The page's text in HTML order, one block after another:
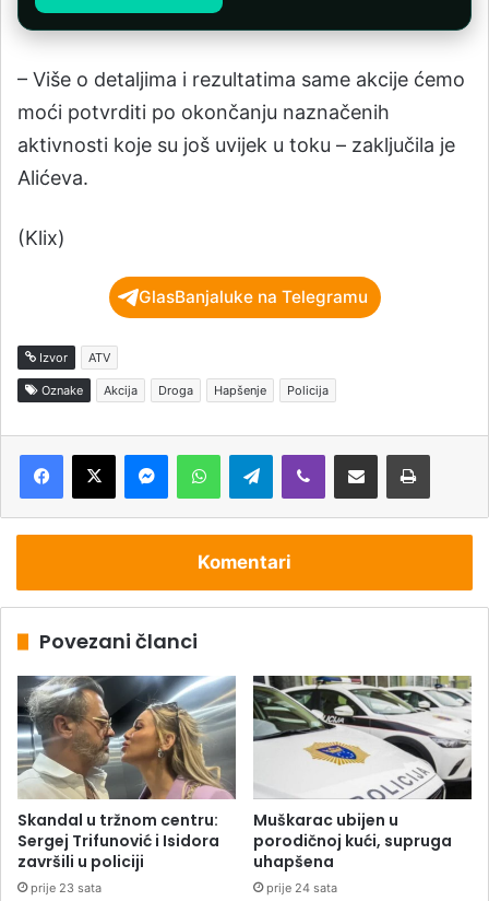
– Više o detaljima i rezultatima same akcije ćemo
moći potvrditi po okončanju naznačenih
aktivnosti koje su još uvijek u toku – zaključila je
Alićeva.
(Klix)
GlasBanjaluke na Telegramu
Izvor ATV
Oznake Akcija Droga Hapšenje Policija
Telegram
Komentari
Povezani članci
Skandal u tržnom centru:
Sergej Trifunović i Isidora
završili u policiji
prije 23 sata
Muškarac ubijen u
porodičnoj kući, supruga
uhapšena
prije 24 sata